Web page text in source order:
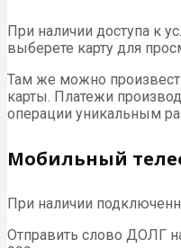
При наличии доступа к
выберете карту для
Там же можно
карты. Платежи
операции уникальным
Мобильный
При наличии
Отправить слово ДОЛГ